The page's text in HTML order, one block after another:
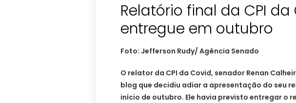
Relatório final da CPI
entregue em outubro
Foto: Jefferson Rudy/ Agência Senado
O relator da CPI da Covid, senador Renan
blog que decidiu adiar a apresentação do seu
início de outubro. Ele havia previsto entregar o